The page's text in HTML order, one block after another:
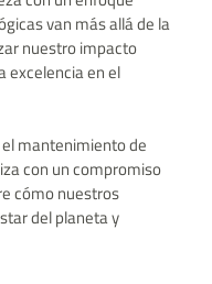
van más allá de la
nuestro impacto
en el
mantenimiento de
con un compromiso
cómo nuestros
del planeta y